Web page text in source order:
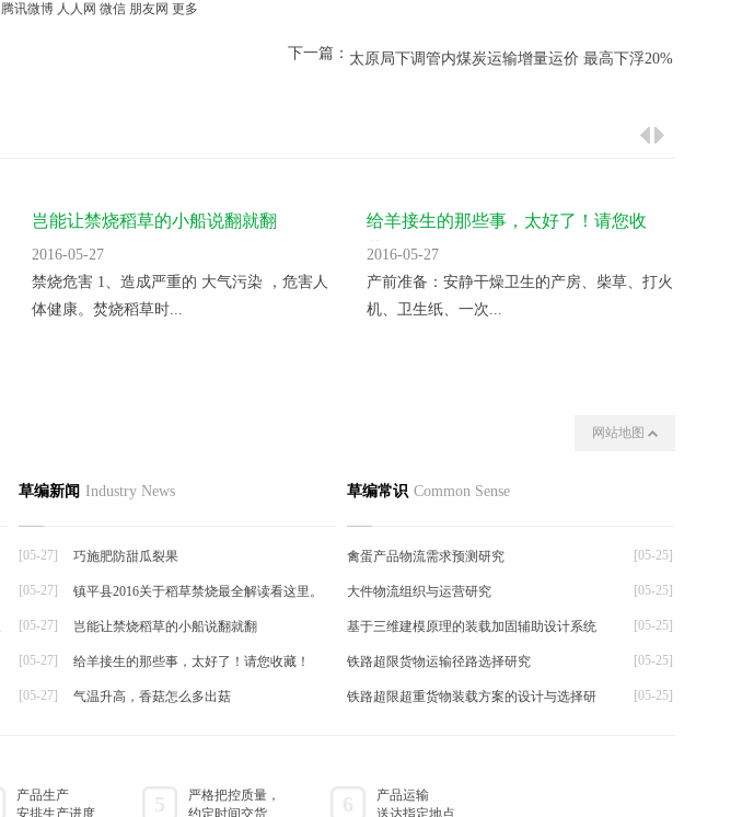
腾讯微博 人人网 微信 朋友网 更多
下一篇： 太原局下调管内煤炭运输增量运价 最高下浮20%
岂能让禁烧稻草的小船说翻就翻
2016-05-27
禁烧危害 1、造成严重的 大气污染 ，危害人
体健康。焚烧稻草时...
给羊接生的那些事，太好了！请您收
藏！
2016-05-27
产前准备：安静干燥卫生的产房、柴草、打火
机、卫生纸、一次...
网站地图
草编新闻 Industry News
[05-27] 巧施肥防甜瓜裂果
[05-27] 镇平县2016关于稻草禁烧最全解读看这里。
[05-27] 岂能让禁烧稻草的小船说翻就翻
[05-27] 给羊接生的那些事，太好了！请您收藏！
[05-27] 气温升高，香菇怎么多出菇
草编常识 Common Sense
[05-25]
禽蛋产品物流需求预测研究
[05-25]
大件物流组织与运营研究
[05-25]
基于三维建模原理的装载加固辅助设计系统
[05-25]
铁路超限货物运输径路选择研究
[05-25]
铁路超限超重货物装载方案的设计与选择研
产品生产
安排生产进度
严格把控质量，
约定时间交货
产品运输
送达指定地点